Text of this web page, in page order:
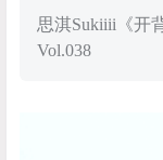
思淇Sukiiii《开
Vol.038